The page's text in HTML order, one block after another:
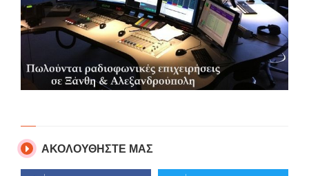
ΑΚΟΛΟΥΘΗΣΤΕ ΜΑΣ